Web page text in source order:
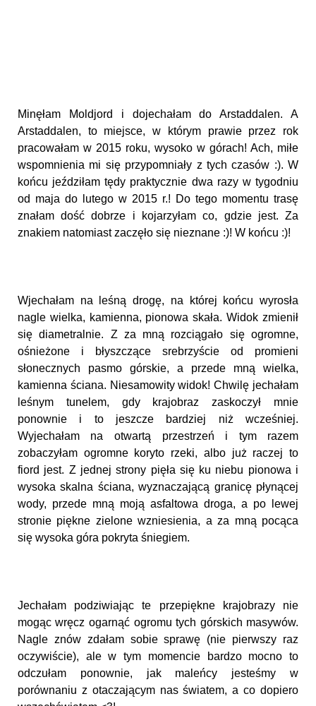
Minęłam Moldjord i dojechałam do Arstaddalen. A
Arstaddalen, to miejsce, w którym prawie przez rok
pracowałam w 2015 roku, wysoko w górach! Ach, miłe
wspomnienia mi się przypomniały z tych czasów :). W
końcu jeździłam tędy praktycznie dwa razy w tygodniu
od maja do lutego w 2015 r.! Do tego momentu trasę
znałam dość dobrze i kojarzyłam co, gdzie jest. Za
znakiem natomiast zaczęło się nieznane :)! W końcu :)!
Wjechałam na leśną drogę, na której końcu wyrosła
nagle wielka, kamienna, pionowa skała. Widok zmienił
się diametralnie. Z za mną rozciągało się ogromne,
ośnieżone i błyszczące srebrzyście od promieni
słonecznych pasmo górskie, a przede mną wielka,
kamienna ściana. Niesamowity widok! Chwilę jechałam
leśnym tunelem, gdy krajobraz zaskoczył mnie
ponownie i to jeszcze bardziej niż wcześniej.
Wyjechałam na otwartą przestrzeń i tym razem
zobaczyłam ogromne koryto rzeki, albo już raczej to
fiord jest. Z jednej strony pięła się ku niebu pionowa i
wysoka skalna ściana, wyznaczającą granicę płynącej
wody, przede mną moją asfaltowa droga, a po lewej
stronie piękne zielone wzniesienia, a za mną pocąca
się wysoka góra pokryta śniegiem.
Jechałam podziwiając te przepiękne krajobrazy nie
mogąc wręcz ogarnąć ogromu tych górskich masywów.
Nagle znów zdałam sobie sprawę (nie pierwszy raz
oczywiście), ale w tym momencie bardzo mocno to
odczułam ponownie, jak maleńcy jesteśmy w
porównaniu z otaczającym nas światem, a co dopiero